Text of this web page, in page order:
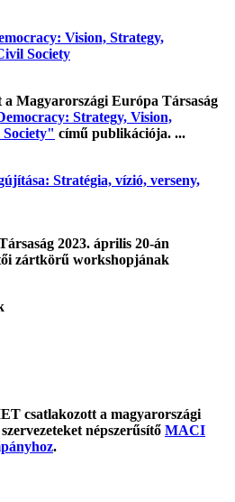
Vision, Strategy,
Society
a Magyarországi Európa Társaság
Strategy, Vision,
című publikációja. ...
Stratégia, vízió, verseny,
2023. április 20-án
zártkörű workshopjának
csatlakozott a magyarországi
népszerűsítő MACI
.